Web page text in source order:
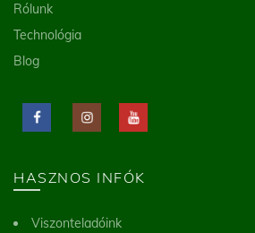
Rólunk
Technológia
Blog
HASZNOS INFÓK
Viszonteladóink